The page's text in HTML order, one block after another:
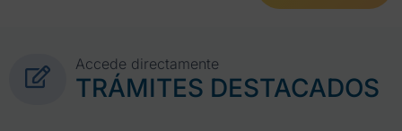
Accede directamente
TRÁMITES DESTACADOS